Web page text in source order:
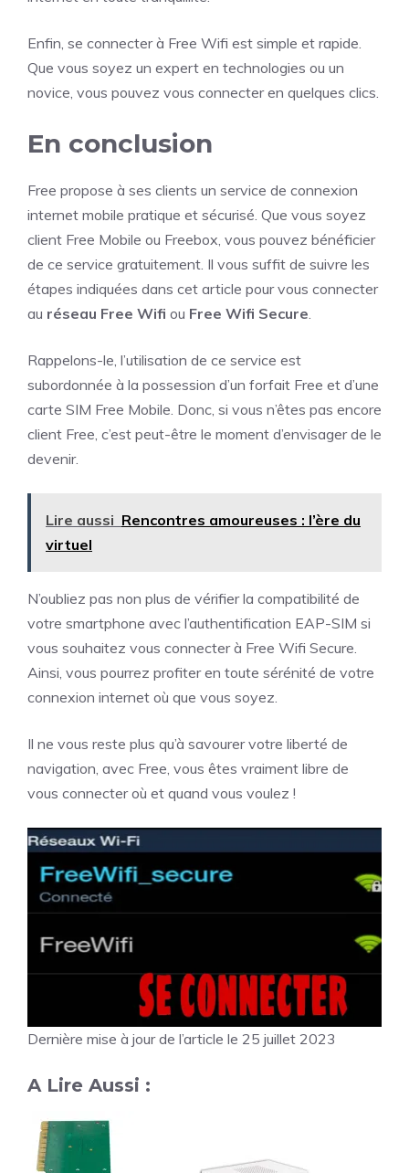
Enfin, se connecter à Free Wifi est simple et rapide.
Que vous soyez un expert en technologies ou un
novice, vous pouvez vous connecter en quelques clics.
En conclusion
Free propose à ses clients un service de connexion
internet mobile pratique et sécurisé. Que vous soyez
client Free Mobile ou Freebox, vous pouvez bénéficier
de ce service gratuitement. Il vous suffit de suivre les
étapes indiquées dans cet article pour vous connecter
au réseau Free Wifi ou Free Wifi Secure.
Rappelons-le, l’utilisation de ce service est
subordonnée à la possession d’un forfait Free et d’une
carte SIM Free Mobile. Donc, si vous n’êtes pas encore
client Free, c’est peut-être le moment d’envisager de le
devenir.
Lire aussi Rencontres amoureuses : l’ère du
virtuel
N’oubliez pas non plus de vérifier la compatibilité de
votre smartphone avec l’authentification EAP-SIM si
vous souhaitez vous connecter à Free Wifi Secure.
Ainsi, vous pourrez profiter en toute sérénité de votre
connexion internet où que vous soyez.
Il ne vous reste plus qu’à savourer votre liberté de
navigation, avec Free, vous êtes vraiment libre de
vous connecter où et quand vous voulez !
Dernière mise à jour de l’article le 25 juillet 2023
A Lire Aussi :